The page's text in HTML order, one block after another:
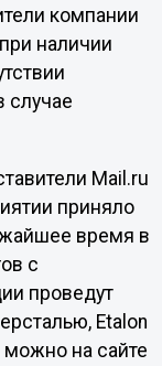
компании
наличии
случае
Mail.ru
приняло
время в
с
проведут
Etalon
можно на сайте